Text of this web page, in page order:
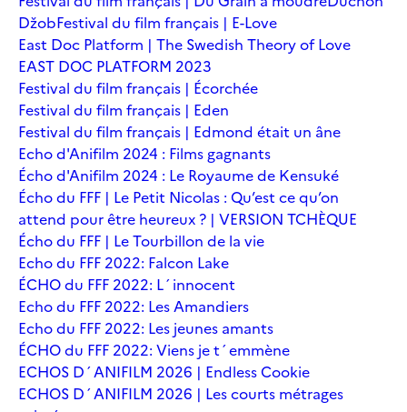
DžobFestival du film français | E-Love
East Doc Platform | The Swedish Theory of Love
EAST DOC PLATFORM 2023
Festival du film français | Écorchée
Festival du film français | Eden
Festival du film français | Edmond était un âne
Echo d'Anifilm 2024 : Films gagnants
Écho d'Anifilm 2024 : Le Royaume de Kensuké
Écho du FFF | Le Petit Nicolas : Qu’est ce qu’on
attend pour être heureux ? | VERSION TCHÈQUE
Écho du FFF | Le Tourbillon de la vie
Echo du FFF 2022: Falcon Lake
ÉCHO du FFF 2022: L´innocent
Echo du FFF 2022: Les Amandiers
Echo du FFF 2022: Les jeunes amants
ÉCHO du FFF 2022: Viens je t´emmène
ECHOS D´ANIFILM 2026 | Endless Cookie
ECHOS D´ANIFILM 2026 | Les courts métrages